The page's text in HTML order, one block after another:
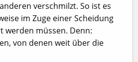
verschmilzt. So ist es
im Zuge einer Scheidung
werden müssen. Denn:
von denen weit über die